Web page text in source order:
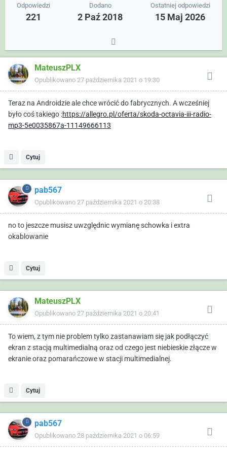
Odpowiedzi
221
Dodano
2 Paź 2018
Ostatniej odpowiedzi
15 Maj 2026
MateuszPLX
Opublikowano 27 października 2021 o 19:30
Teraz na Androidzie ale chce wrócić do fabrycznych. A wcześniej
było coś takiego :https://allegro.pl/oferta/skoda-octavia-iii-radio-
mp3-5e0035867a-11149666113
Cytuj
pab567
Opublikowano 27 października 2021 o 20:38
no to jeszcze musisz uwzględnic wymianę schowka i extra
okablowanie
Cytuj
MateuszPLX
Opublikowano 27 października 2021 o 20:41
To wiem, z tym nie problem tylko zastanawiam się jak podłączyć
ekran z stacją multimedialną oraz od czego jest niebieskie złącze w
ekranie oraz pomarańczowe w stacji multimedialnej.
Cytuj
pab567
Opublikowano 28 października 2021 o 06:59